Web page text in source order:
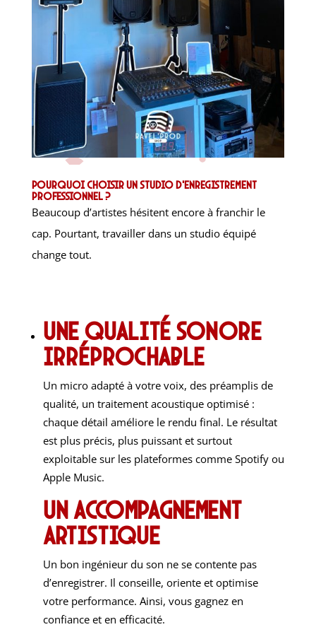
Pourquoi choisir un studio d’enregistrement
professionnel ?
Beaucoup d’artistes hésitent encore à franchir le
cap. Pourtant, travailler dans un studio équipé
change tout.
Une qualité sonore
irréprochable
Un micro adapté à votre voix, des préamplis de
qualité, un traitement acoustique optimisé :
chaque détail améliore le rendu final. Le résultat
est plus précis, plus puissant et surtout
exploitable sur les plateformes comme Spotifyou
Apple Music.
Un accompagnement
artistique
Un bon ingénieur du son ne se contente pas
d’enregistrer. Il conseille, oriente et optimise
votre performance. Ainsi, vous gagnez en
confiance et en efficacité.